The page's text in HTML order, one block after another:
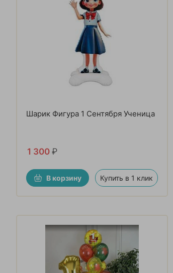
Шарик Фигура 1 Сентября Ученица
1 300 ₽
В корзину Купить в 1 клик